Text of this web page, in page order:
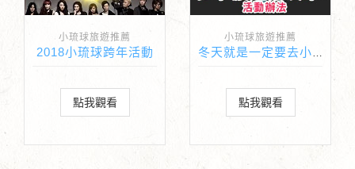
小琉球旅遊推薦
2018小琉球跨年活動
點我觀看
小琉球旅遊推薦
冬天就是一定要去小琉球！活動辦法
點我觀看